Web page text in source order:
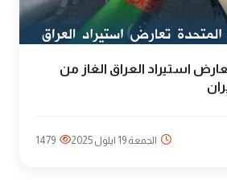
استيراد العراق الغاز من
الجمعة 19 ايلول 2025 1479